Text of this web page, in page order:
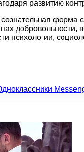
развитию
добровольности,
психологии,